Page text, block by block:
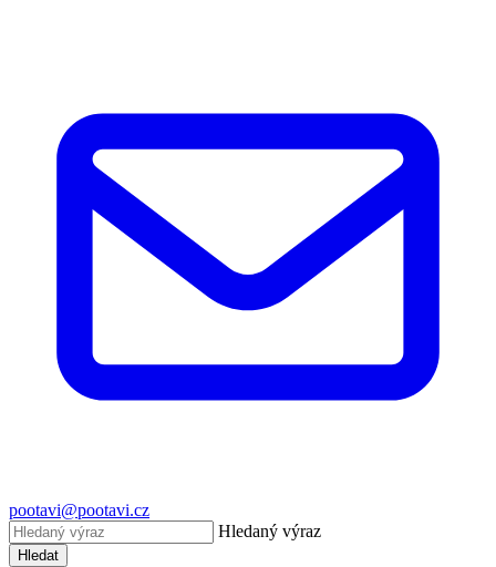
pootavi@pootavi.cz
Hledaný výraz
Hledat